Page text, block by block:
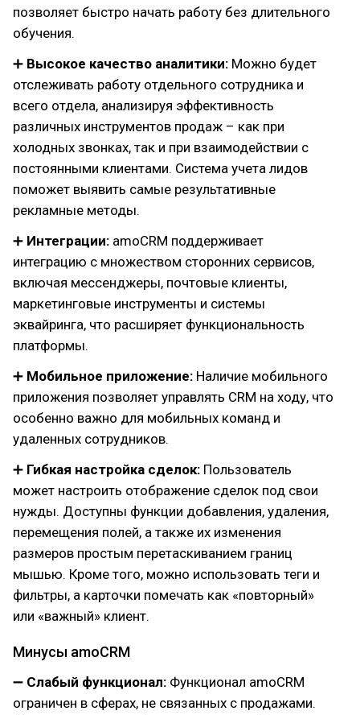
позволяет быстро начать работу без длительного
обучения.
➕ Высокое качество аналитики: Можно будет
отслеживать работу отдельного сотрудника и
всего отдела, анализируя эффективность
различных инструментов продаж – как при
холодных звонках, так и при взаимодействии с
постоянными клиентами. Система учета лидов
поможет выявить самые результативные
рекламные методы.
➕ Интеграции: amoCRM поддерживает
интеграцию с множеством сторонних сервисов,
включая мессенджеры, почтовые клиенты,
маркетинговые инструменты и системы
эквайринга, что расширяет функциональность
платформы.
➕ Мобильное приложение: Наличие мобильного
приложения позволяет управлять CRM на ходу, что
особенно важно для мобильных команд и
удаленных сотрудников.
➕ Гибкая настройка сделок: Пользователь
может настроить отображение сделок под свои
нужды. Доступны функции добавления, удаления,
перемещения полей, а также их изменения
размеров простым перетаскиванием границ
мышью. Кроме того, можно использовать теги и
фильтры, а карточки помечать как «повторный»
или «важный» клиент.
Минусы amoCRM
➖ Слабый функционал: Функционал amoCRM
ограничен в сферах, не связанных с продажами.